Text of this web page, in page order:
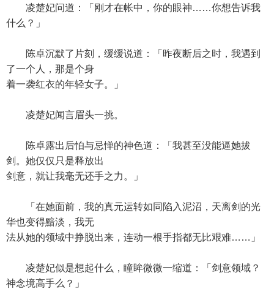
凌楚妃问道：「刚才在帐中，你的眼神……你想告诉我
什么？」
陈卓沉默了片刻，缓缓说道：「昨夜断后之时，我遇到
了一个人，那是个身
着一袭红衣的年轻女子。」
凌楚妃闻言眉头一挑。
陈卓露出后怕与忌惮的神色道：「我甚至没能逼她拔
剑。她仅仅只是释放出
剑意，就让我毫无还手之力。」
「在她面前，我的真元运转如同陷入泥沼，天离剑的光
华也变得黯淡，我无
法从她的领域中挣脱出来，连动一根手指都无比艰难……」
凌楚妃似是想起什么，瞳眸微微一缩道：「剑意领域？
神念境高手么？」